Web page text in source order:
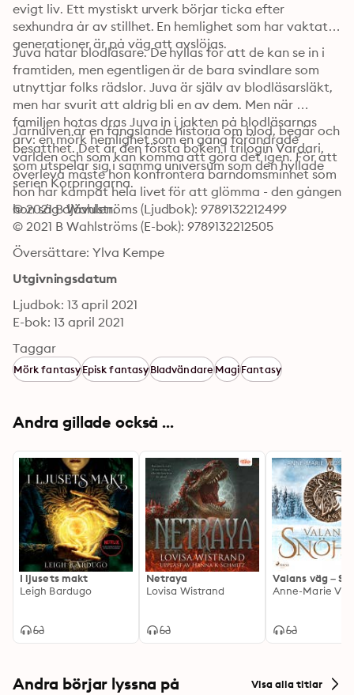
evigt liv. Ett mystiskt urverk börjar ticka efter
sexhundra år av stillhet. En hemlighet som har vaktats i
generationer är på väg att avslöjas.
Juva hatar blodläsare. De hyllas för att de kan se in i
framtiden, men egentligen är de bara svindlare som
utnyttjar folks rädslor. Juva är själv av blodläsarsläkt,
men har svurit att aldrig bli en av dem. Men när
familjen hotas dras Juva in i jakten på blodläsarnas
arv: en mörk hemlighet som en gång förändrade
världen och som kan komma att göra det igen. För att
överleva måste hon konfrontera barndomsminnet som
hon har kämpat hela livet för att glömma - den gången
hon såg djävulen.
Järnulven är en fängslande historia om blod, begär och
besatthet. Det är den första boken i trilogin Vardari,
som utspelar sig i samma universum som den hyllade
serien Korpringarna.
© 2021 B Wahlströms (Ljudbok): 9789132212499
© 2021 B Wahlströms (E-bok): 9789132212505
Översättare: Ylva Kempe
Utgivningsdatum
Ljudbok: 13 april 2021
E-bok: 13 april 2021
Taggar
Mörk fantasyEpisk fantasyBladvändareMagiFantasy
Andra gillade också ...
I ljusets makt
Leigh Bardugo
Netraya
Lovisa Wistrand
Valans väg –
Andra börjar lyssna på Visa alla titlar